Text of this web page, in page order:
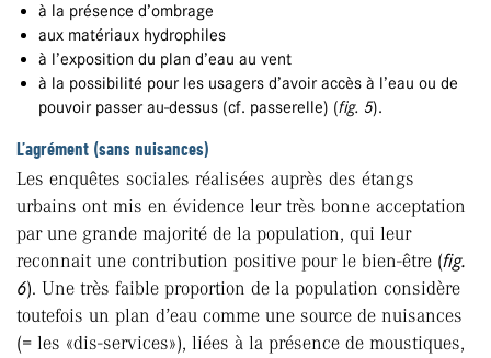
à la présence d’ombrage
aux matériaux hydrophiles
à l’exposition du plan d’eau au vent
à la possibilité pour les usagers d’avoir accès à l’eau ou de
pouvoir passer au-dessus (cf. passerelle) (fig. 5).
L’agrément (sans nuisances)
Les enquêtes sociales réalisées auprès des étangs
urbains ont mis en évidence leur très bonne acceptation
par une grande majorité de la population, qui leur
reconnait une contribution positive pour le bien-être (fig.
6). Une très faible proportion de la population considère
toutefois un plan d’eau comme une source de nuisances
(= les «dis-services»), liées à la présence de moustiques,